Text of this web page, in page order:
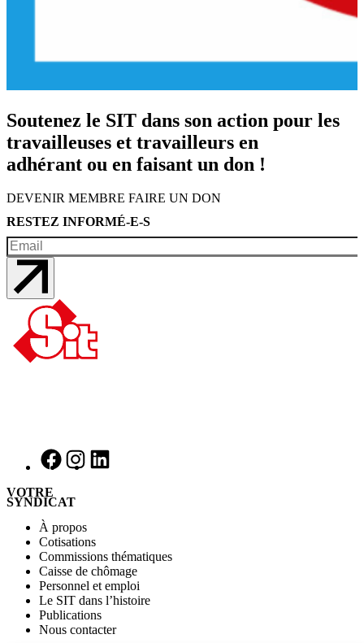
Soutenez le SIT dans son action pour les
travailleuses et travailleurs en
adhérant ou en faisant un don !
DEVENIR MEMBRE FAIRE UN DON
RESTEZ INFORMÉ-E-S
VOTRE
SYNDICAT
À propos
Cotisations
Commissions thématiques
Caisse de chômage
Personnel et emploi
Le SIT dans l’histoire
Publications
Nous contacter